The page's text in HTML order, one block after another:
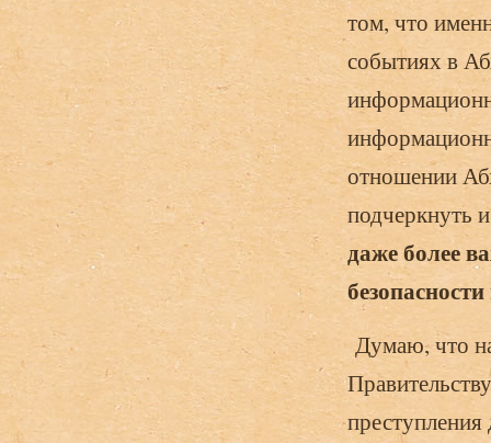
том, что
событиях в
отношении
подчеркнуть
даже более
Думаю, что